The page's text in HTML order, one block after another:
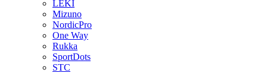
LEKI
Mizuno
NordicPro
One Way
Rukka
SportDots
STC